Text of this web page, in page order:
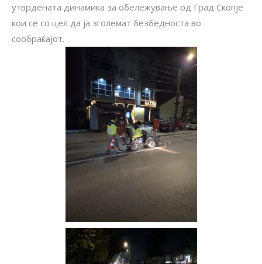
утврдената динамика за обележување од Град Скопје
кои се со цел да ја зголемат безбедноста во
сообраќајот.